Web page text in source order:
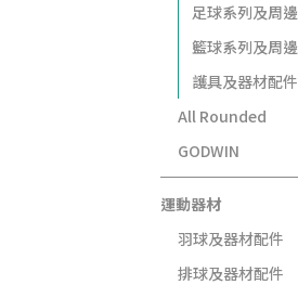
足球系列及周邊
籃球系列及周邊
護具及器材配件
All Rounded
GODWIN
運動器材
羽球及器材配件
排球及器材配件